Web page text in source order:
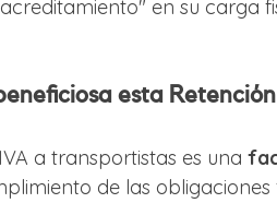
en su carga
esta
a transportistas es una
de las